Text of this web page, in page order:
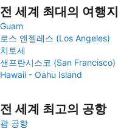
전 세계 최대의 여행지
Guam
로스 앤젤레스 (Los Angeles)
치토세
샌프란시스코 (San Francisco)
Hawaii - Oahu Island
전 세계 최고의 공항
괌 공항